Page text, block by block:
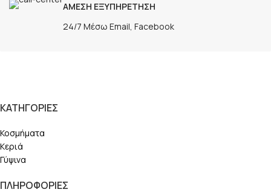
ΑΜΕΣΗ ΕΞΥΠΗΡΕΤΗΣΗ
24/7 Μέσω Email, Facebook
ΚΑΤΗΓΟΡΙΕΣ
Κοσμήματα
Κεριά
Γύψινα
ΠΛΗΡΟΦΟΡΙΕΣ